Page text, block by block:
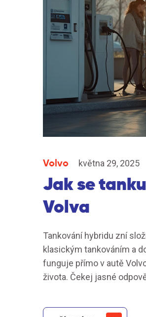
Volvo května 29, 2025
Jak se
Volva
Tankování hybridu zní
klasickým tankováním a
funguje přímo v autě
života. Čekej jasné